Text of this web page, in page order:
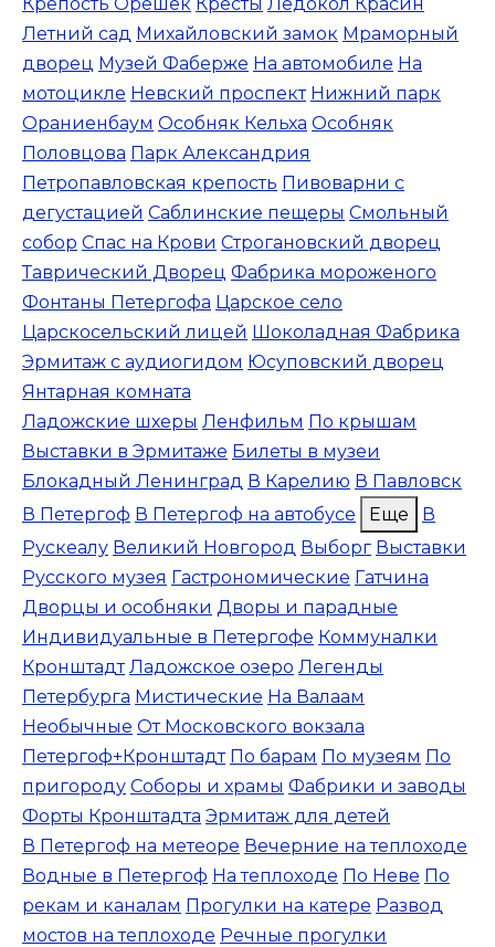
Летний сад Михайловский замок Мраморный
дворец Музей Фаберже На автомобиле На
мотоцикле Невский проспект Нижний парк
Ораниенбаум Особняк Кельха Особняк
Половцова Парк Александрия
Петропавловская крепость Пивоварни с
дегустацией Саблинские пещеры Смольный
собор Спас на Крови Строгановский дворец
Таврический Дворец Фабрика мороженого
Фонтаны Петергофа Царское село
Царскосельский лицей Шоколадная Фабрика
Эрмитаж с аудиогидом Юсуповский дворец
Янтарная комната
Ладожские шхеры Ленфильм По крышам
Выставки в Эрмитаже Билеты в музеи
Блокадный Ленинград В Карелию В Павловск
В Петергоф В Петергоф на автобусе Еще
В
Рускеалу Великий Новгород Выборг Выставки
Русского музея Гастрономические Гатчина
Дворцы и особняки Дворы и парадные
Индивидуальные в Петергофе Коммуналки
Кронштадт Ладожское озеро Легенды
Петербурга Мистические На Валаам
Необычные От Московского вокзала
Петергоф+Кронштадт По барам По музеям По
пригороду Соборы и храмы Фабрики и заводы
Форты Кронштадта Эрмитаж для детей
В Петергоф на метеоре Вечерние на теплоходе
Водные в Петергоф На теплоходе По Неве По
рекам и каналам Прогулки на катере Развод
мостов на теплоходе Речные прогулки